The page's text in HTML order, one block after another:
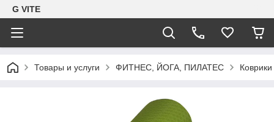
G VITE
Товары и услуги ФИТНЕС, ЙОГА, ПИЛАТЕС